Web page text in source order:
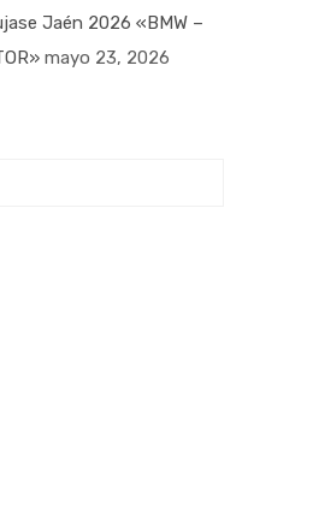
Jaén 2026 «BMW –
mayo 23, 2026